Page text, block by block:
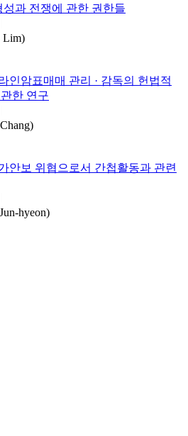
과 전쟁에 관한 권한들
Lim)
인암표매매 관리 · 감독의 헌법적
한 연구
안보 위협으로서 간첩활동과 관련
hyeon)